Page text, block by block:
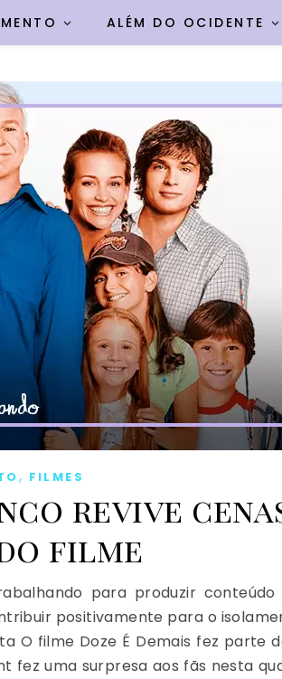
ALÉM DO OCIDENTE
, FILMES
revive
filme
para produzir
positivamente para o
O filme Doze É Demais fez parte
fez uma surpresa aos fãs nesta